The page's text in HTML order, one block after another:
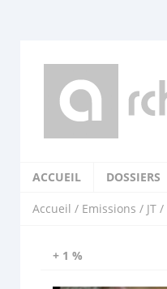
ACCUEIL DOSSIERS
Accueil / Emissions / JT /
+ 1 %